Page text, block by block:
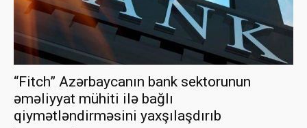
“Fitch” Azərbaycanın bank sektorunun
əməliyyat mühiti ilə bağlı
qiymətləndirməsini yaxşılaşdırıb